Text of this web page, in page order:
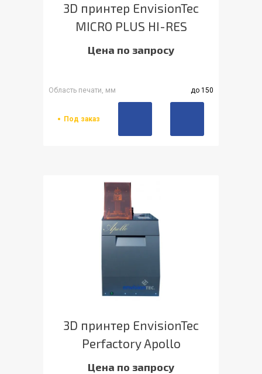
3D принтер EnvisionTec
MICRO PLUS HI-RES
Цена по запросу
Область печати, мм до 150
Под заказ
3D принтер EnvisionTec
Perfactory Apollo
Цена по запросу